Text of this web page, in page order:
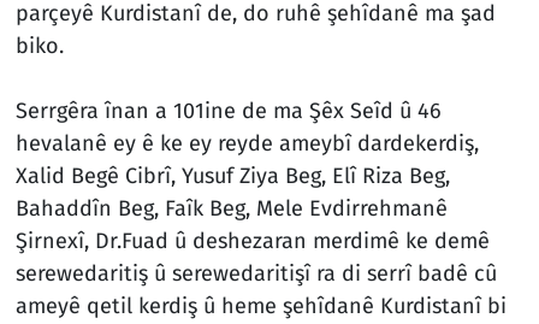
parçeyê Kurdistanî de, do ruhê şehîdanê ma şad
biko.
Serrgêra înan a 101ine de ma Şêx Seîd û 46
hevalanê ey ê ke ey reyde ameybî dardekerdiş,
Xalid Begê Cibrî, Yusuf Ziya Beg, Elî Riza Beg,
Bahaddîn Beg, Faîk Beg, Mele Evdirrehmanê
Şirnexî, Dr.Fuad û deshezaran merdimê ke demê
serewedaritiş û serewedaritişî ra di serrî badê cû
ameyê qetil kerdiş û heme şehîdanê Kurdistanî bi